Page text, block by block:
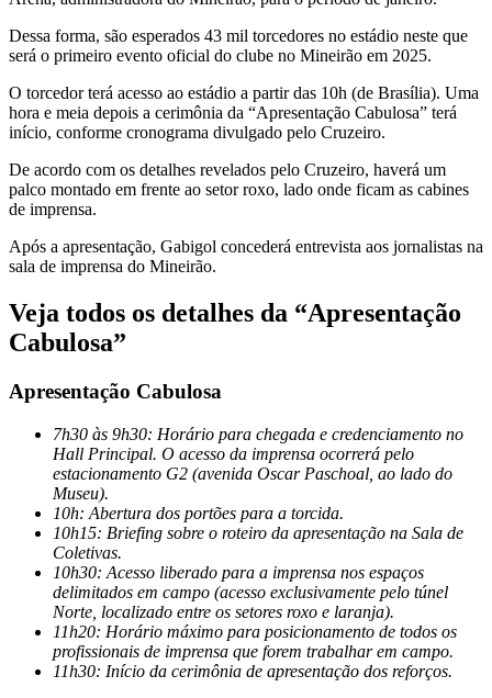
Dessa forma, são esperados 43 mil torcedores no estádio neste que
será o primeiro evento oficial do clube no Mineirão em 2025.
O torcedor terá acesso ao estádio a partir das 10h (de Brasília). Uma
hora e meia depois a cerimônia da “Apresentação Cabulosa” terá
início, conforme cronograma divulgado pelo Cruzeiro.
De acordo com os detalhes revelados pelo Cruzeiro, haverá um
palco montado em frente ao setor roxo, lado onde ficam as cabines
de imprensa.
Após a apresentação, Gabigol concederá entrevista aos jornalistas na
sala de imprensa do Mineirão.
Veja todos os detalhes da “Apresentação
Cabulosa”
Apresentação Cabulosa
7h30 às 9h30: Horário para chegada e credenciamento no
Hall Principal. O acesso da imprensa ocorrerá pelo
estacionamento G2 (avenida Oscar Paschoal, ao lado do
Museu).
10h: Abertura dos portões para a torcida.
10h15: Briefing sobre o roteiro da apresentação na Sala de
Coletivas.
10h30: Acesso liberado para a imprensa nos espaços
delimitados em campo (acesso exclusivamente pelo túnel
Norte, localizado entre os setores roxo e laranja).
11h20: Horário máximo para posicionamento de todos os
profissionais de imprensa que forem trabalhar em campo.
11h30: Início da cerimônia de apresentação dos reforços.